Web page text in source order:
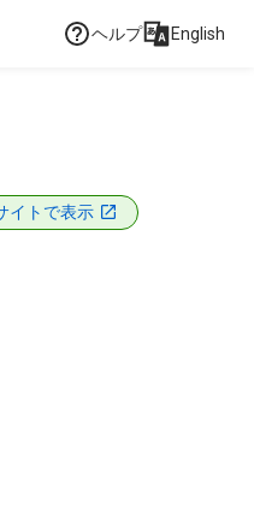
ヘルプ English
イトで表示